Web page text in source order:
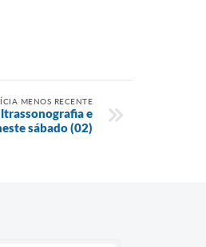
MENOS RECENTE
e
sábado (02)